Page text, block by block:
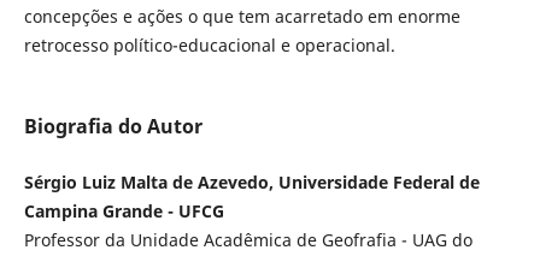
concepções e ações o que tem acarretado em enorme
retrocesso político-educacional e operacional.
Biografia do Autor
Sérgio Luiz Malta de Azevedo, Universidade Federal de
Campina Grande - UFCG
Professor da Unidade Acadêmica de Geofrafia - UAG do